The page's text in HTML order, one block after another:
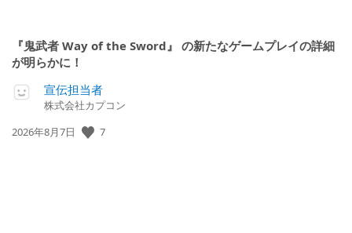
『鬼武者 Way of the Sword』 の新たなゲームプレイの詳細
が明らかに！
宣伝担当者
株式会社カプコン
公
2026年8月7日 7